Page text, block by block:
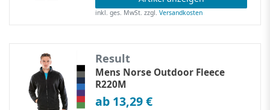
inkl. ges. MwSt. zzgl.Versandkosten
Result
Mens Norse Outdoor Fleece
R220M
ab 13,29 €